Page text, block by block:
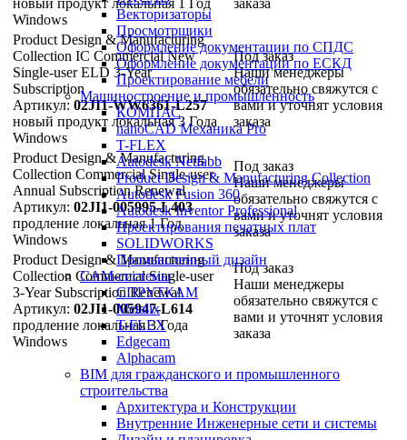
Windows
Product Design & Manufacturing
Collection IC Commercial New
Single-user ELD 3-Year
Subscription
Артикул: 02JI1-WW6361-L257
новый продукт локальная 3 Года
Windows
Под заказ
Наши менеджеры
обязательно свяжутся с
вами и уточнят условия
заказа
Product Design & Manufacturing
Collection Commercial Single-user
Annual Subscription Renewal
Артикул: 02JI1-005995-L403
продление локальная 1 Год
Windows
Под заказ
Наши менеджеры
обязательно свяжутся с
вами и уточнят условия
заказа
Product Design & Manufacturing
Collection Commercial Single-user
3-Year Subscription Renewal
Артикул: 02JI1-005947-L614
продление локальная 3 Года
Windows
Под заказ
Наши менеджеры
обязательно свяжутся с
вами и уточнят условия
заказа
Векторизаторы
Просмотрщики
Оформление документации по СПДС
Оформление документации по ЕСКД
Проектирование мебели
Машиностроение и промышленность
КОМПАС
nanoCAD Механика Pro
T-FLEX
Autodesk Netfabb
Product Design & Manufacturing Collection
Autodesk Fusion 360
Autodesk Inventor Professional
Проектирования печатных плат
SOLIDWORKS
Промышленный дизайн
CAM-системы
СПРУТКAM
Metalix
T-FLEX
Edgecam
Alphacam
BIM для гражданского и промышленного
строительства
Архитектура и Конструкции
Внутренние Инженерные сети и системы